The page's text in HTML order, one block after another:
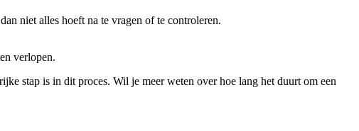
niet alles hoeft na te vragen of te controleren.
verlopen.
stap is in dit proces. Wil je meer weten over hoe lang het duurt om een